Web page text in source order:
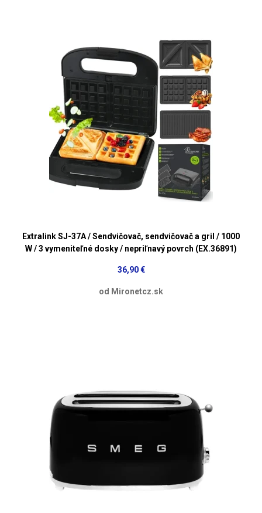
Extralink SJ-37A / Sendvičovač, sendvičovač a gril / 1000
W / 3 vymeniteľné dosky / nepriľnavý povrch (EX.36891)
36,90 €
od Mironetcz.sk